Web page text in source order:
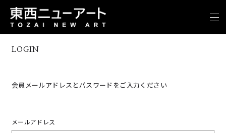
LOGIN
会員メールアドレスとパスワードをご入力ください
メールアドレス